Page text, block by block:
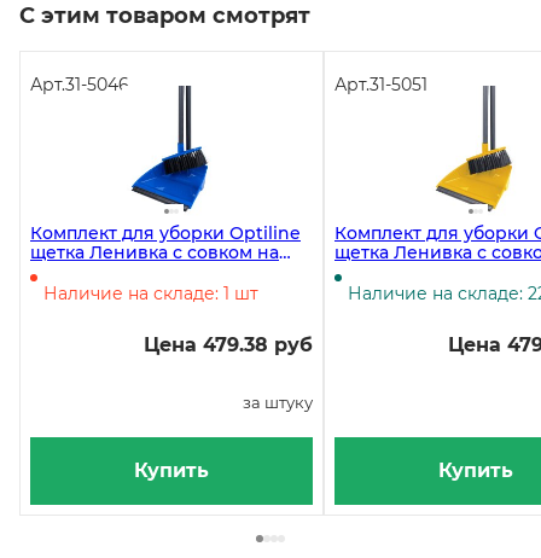
С этим товаром смотрят
Арт.31-5046
Комплект для уборки Optiline
щетка Ленивка с совком на
длинных ручках, синий
Наличие на складе: 1 шт
Цена 479.38 руб
за штуку
Купить
Арт.31-5051
Комплект для уборки
щетка Ленивка с
длинных ручках,
Наличие на складе:
Цена
Купить